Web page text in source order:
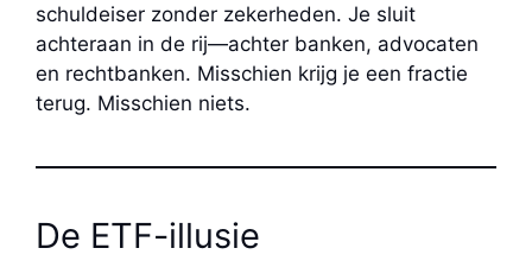
schuldeiser zonder zekerheden. Je sluit
achteraan in de rij—achter banken, advocaten
en rechtbanken. Misschien krijg je een fractie
terug. Misschien niets.
De ETF-illusie